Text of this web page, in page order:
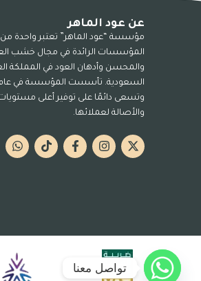
عن عود الماهر
مؤسسة “عود الماهر” تعتبر واحدة من
المؤسسات الرائدة في مجال خشب
والمحسن وأدهان العود في المملكة
وتسعى دائمًا على توفير أعلى
والأصالة لعملائها.
تواصل معنا